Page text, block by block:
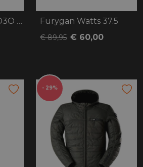
Furygan Starker D3O Primaloft 37.5
Furygan Watts 37.5
€ 89,95 € 60,00
- 29%